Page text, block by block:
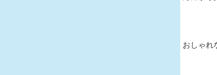
おしゃれ